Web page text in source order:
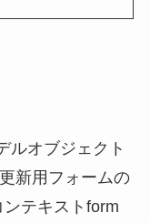
ルオブジェクト
新用フォームの
テキストform